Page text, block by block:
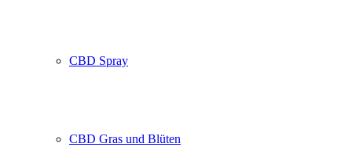
CBD Spray
CBD Gras und Blüten